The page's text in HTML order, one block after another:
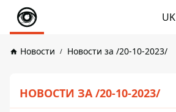
UK
Новости Новости за /20-10-2023/
НОВОСТИ ЗА /20-10-2023/